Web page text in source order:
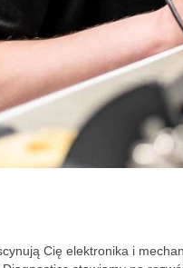
Cię elektronika i